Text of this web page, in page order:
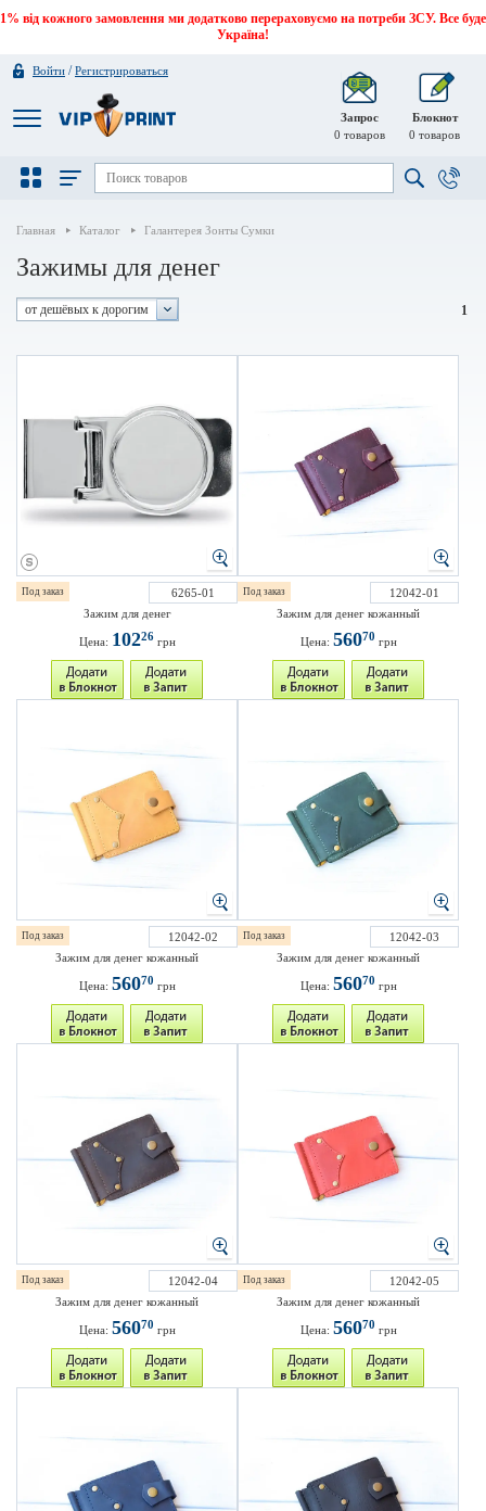
1% від кожного замовлення ми додатково перераховуємо на потреби ЗСУ. Все буде
Україна!
Войти /Регистрироваться
Запрос
0 товаров
Блокнот
0 товаров
Главная Каталог Галантерея Зонты Сумки
Зажимы для денег
от дешёвых к дорогим 1
Под заказ
6265-01
Зажим для денег
Цена: 10226грн
Под заказ
12042-01
Зажим для денег кожанный
Цена: 56070 грн
Под заказ
12042-02
Зажим для денег кожанный
Цена: 56070 грн
Под заказ
12042-03
Зажим для денег кожанный
Цена: 56070 грн
Под заказ
12042-04
Зажим для денег кожанный
Цена: 56070 грн
Под заказ
12042-05
Зажим для денег кожанный
Цена: 56070 грн